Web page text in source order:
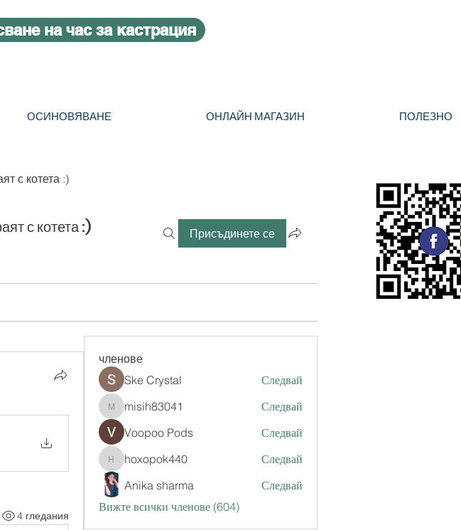
на час за кастрация
ОСИНОВЯВАНЕ ОНЛАЙН МАГАЗИН ПОЛЕЗНО
с котета :)
с котета :) Присъдинете се
4 гледания
членове
Ske Crystal Следвай
misih83041
misih83041
Следвай
Voopoo Pods
Следвай
hoxopok440
hoxopok440
Следвай
Anika sharma
Следвай
Вижте всички членове (604)